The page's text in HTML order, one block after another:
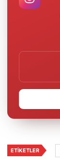
ETIKETLER